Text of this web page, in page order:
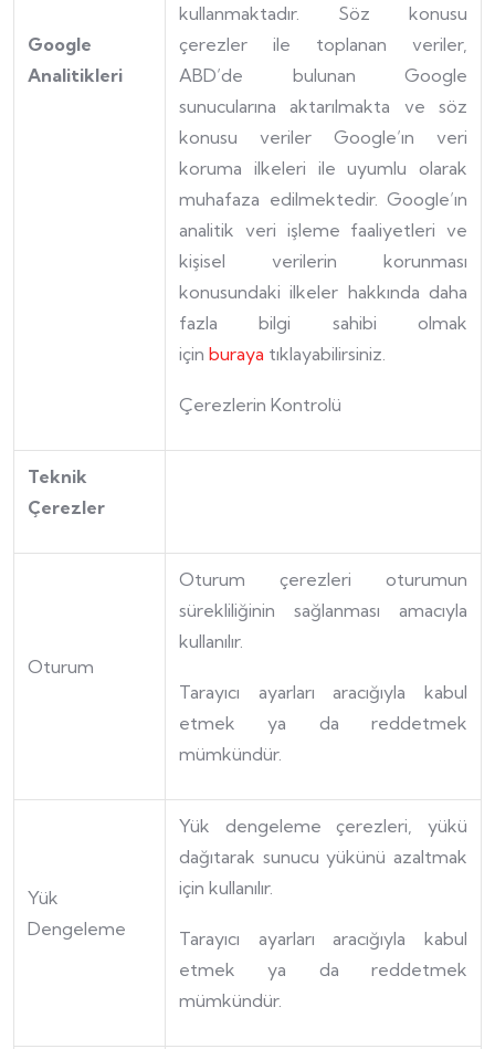
Google
Analitikleri
kullanmaktadır. Söz konusu
çerezler ile toplanan veriler,
ABD’de bulunan Google
sunucularına aktarılmakta ve söz
konusu veriler Google’ın veri
koruma ilkeleri ile uyumlu olarak
muhafaza edilmektedir. Google’ın
analitik veri işleme faaliyetleri ve
kişisel verilerin korunması
konusundaki ilkeler hakkında daha
fazla bilgi sahibi olmak
için buraya tıklayabilirsiniz.
Çerezlerin Kontrolü
Teknik
Çerezler
Oturum
Oturum çerezleri oturumun
sürekliliğinin sağlanması amacıyla
kullanılır.
Tarayıcı ayarları aracığıyla kabul
etmek ya da reddetmek
mümkündür.
Yük
Dengeleme
Yük dengeleme çerezleri, yükü
dağıtarak sunucu yükünü azaltmak
için kullanılır.
Tarayıcı ayarları aracığıyla kabul
etmek ya da reddetmek
mümkündür.